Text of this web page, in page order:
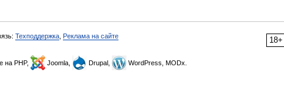
18+
Техподдержка Реклама на сайте
на PHP, Joomla, Drupal, WordPress, MODx.